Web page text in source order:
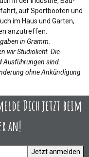
auf Sportbooten und
im Haus und Garten,
anzutreffen.
in Gramm.
wir Studiolicht. Die
Ausführungen sind
ohne Ankündigung
Dich jetzt beim
an!
Jetzt anmelden